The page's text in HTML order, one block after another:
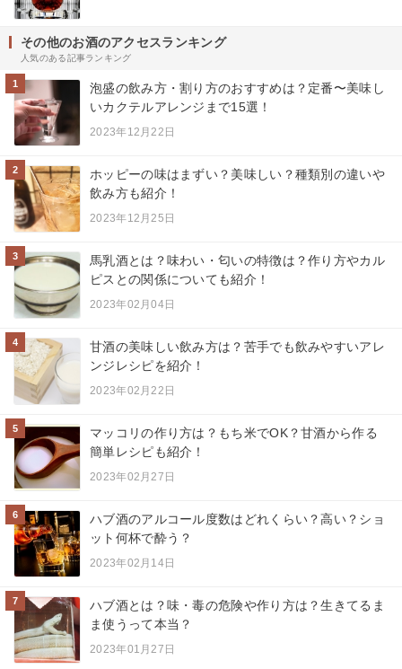
その他のお酒のアクセスランキング
人気のある記事ランキング
1
泡盛の飲み方・割り方のおすすめは？定番〜美味し
いカクテルアレンジまで15選！
2023年12月22日
2
ホッピーの味はまずい？美味しい？種類別の違いや
飲み方も紹介！
2023年12月25日
3
馬乳酒とは？味わい・匂いの特徴は？作り方やカル
ピスとの関係についても紹介！
2023年02月04日
4
甘酒の美味しい飲み方は？苦手でも飲みやすいアレ
ンジレシピを紹介！
2023年02月22日
5
マッコリの作り方は？もち米でOK？甘酒から作る
簡単レシピも紹介！
2023年02月27日
6
ハブ酒のアルコール度数はどれくらい？高い？ショ
ット何杯で酔う？
2023年02月14日
7
ハブ酒とは？味・毒の危険や作り方は？生きてるま
ま使うって本当？
2023年01月27日